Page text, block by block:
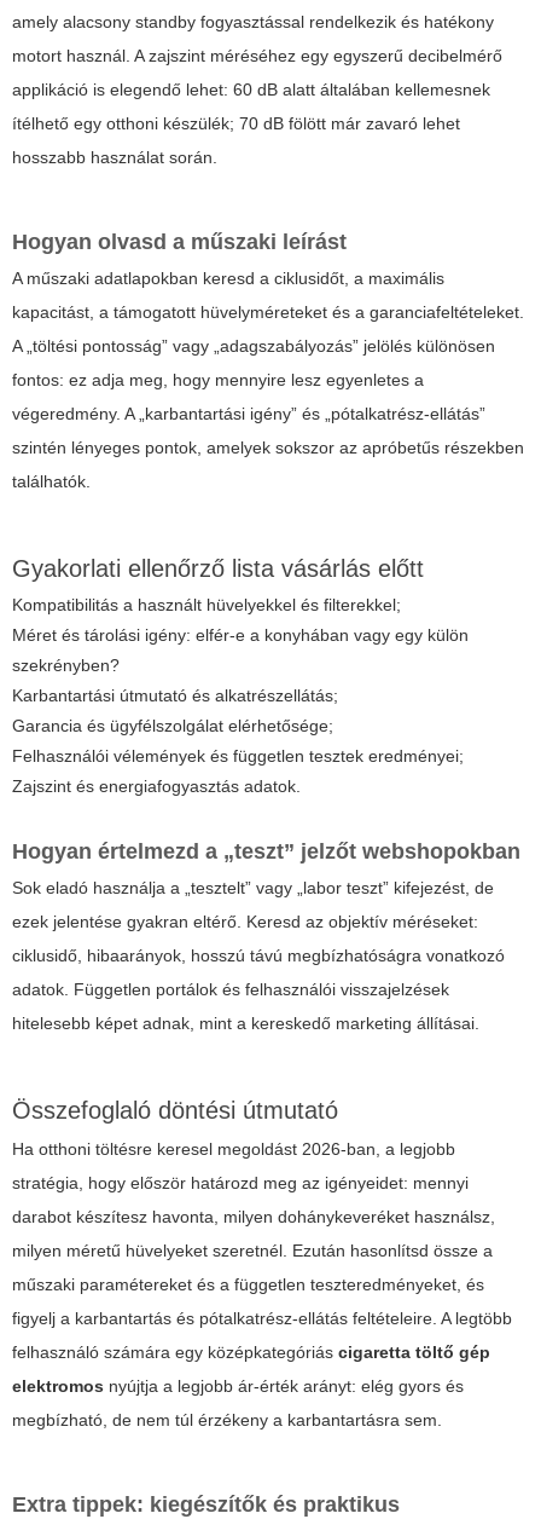
amely alacsony standby fogyasztással rendelkezik és hatékony
motort használ. A zajszint méréséhez egy egyszerű decibelmérő
applikáció is elegendő lehet: 60 dB alatt általában kellemesnek
ítélhető egy otthoni készülék; 70 dB fölött már zavaró lehet
hosszabb használat során.
Hogyan olvasd a műszaki leírást
A műszaki adatlapokban keresd a ciklusidőt, a maximális
kapacitást, a támogatott hüvelyméreteket és a garanciafeltételeket.
A „töltési pontosság” vagy „adagszabályozás” jelölés különösen
fontos: ez adja meg, hogy mennyire lesz egyenletes a
végeredmény. A „karbantartási igény” és „pótalkatrész-ellátás”
szintén lényeges pontok, amelyek sokszor az apróbetűs részekben
találhatók.
Gyakorlati ellenőrző lista vásárlás előtt
Kompatibilitás a használt hüvelyekkel és filterekkel;
Méret és tárolási igény: elfér-e a konyhában vagy egy külön
szekrényben?
Karbantartási útmutató és alkatrészellátás;
Garancia és ügyfélszolgálat elérhetősége;
Felhasználói vélemények és független tesztek eredményei;
Zajszint és energiafogyasztás adatok.
Hogyan értelmezd a „teszt” jelzőt webshopokban
Sok eladó használja a „tesztelt” vagy „labor teszt” kifejezést, de
ezek jelentése gyakran eltérő. Keresd az objektív méréseket:
ciklusidő, hibaarányok, hosszú távú megbízhatóságra vonatkozó
adatok. Független portálok és felhasználói visszajelzések
hitelesebb képet adnak, mint a kereskedő marketing állításai.
Összefoglaló döntési útmutató
Ha otthoni töltésre keresel megoldást 2026-ban, a legjobb
stratégia, hogy először határozd meg az igényeidet: mennyi
darabot készítesz havonta, milyen dohánykeveréket használsz,
milyen méretű hüvelyeket szeretnél. Ezután hasonlítsd össze a
műszaki paramétereket és a független teszteredményeket, és
figyelj a karbantartás és pótalkatrész-ellátás feltételeire. A legtöbb
felhasználó számára egy középkategóriás cigaretta töltő gép
elektromos nyújtja a legjobb ár-érték arányt: elég gyors és
megbízható, de nem túl érzékeny a karbantartásra sem.
Extra tippek: kiegészítők és praktikus